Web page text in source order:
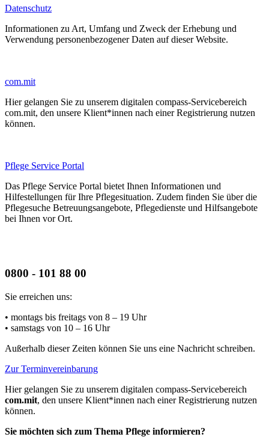
Datenschutz
Informationen zu Art, Umfang und Zweck der Erhebung und
Verwendung personenbezogener Daten auf dieser Website.
com.mit
Hier gelangen Sie zu unserem digitalen compass-Servicebereich
com.mit, den unsere Klient*innen nach einer Registrierung nutzen
können.
Pflege Service Portal
Das Pflege Service Portal bietet Ihnen Informationen und
Hilfestellungen für Ihre Pflegesituation. Zudem finden Sie über die
Pflegesuche Betreuungsangebote, Pflegedienste und Hilfsangebote
bei Ihnen vor Ort.
0800 - 101 88 00
Sie erreichen uns:
• montags bis freitags von 8 – 19 Uhr
• samstags von 10 – 16 Uhr
Außerhalb dieser Zeiten können Sie uns eine Nachricht schreiben.
Zur Terminvereinbarung
Hier gelangen Sie zu unserem digitalen compass-Servicebereich
com.mit, den unsere Klient*innen nach einer Registrierung nutzen
können.
Sie möchten sich zum Thema Pflege informieren?